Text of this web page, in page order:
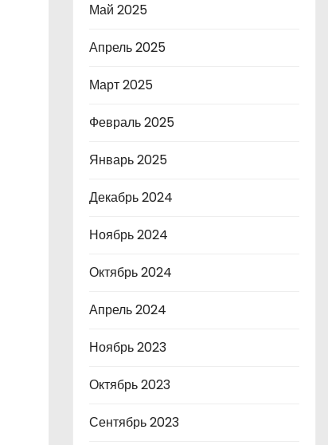
Май 2025
Апрель 2025
Март 2025
Февраль 2025
Январь 2025
Декабрь 2024
Ноябрь 2024
Октябрь 2024
Апрель 2024
Ноябрь 2023
Октябрь 2023
Сентябрь 2023